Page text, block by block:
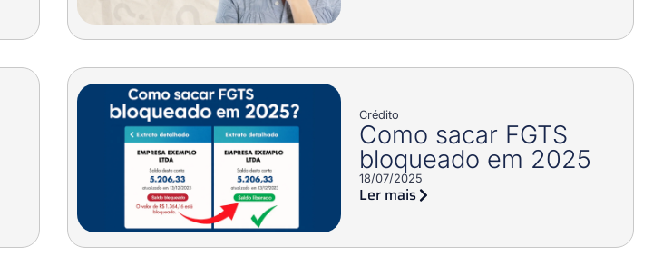
Crédito
Como sacar FGTS
bloqueado em 2025
18/07/2025
Ler mais